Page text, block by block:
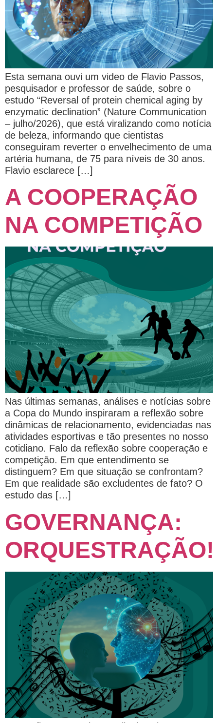
Esta semana ouvi um video de Flavio Passos,
pesquisador e professor de saúde, sobre o
estudo “Reversal of protein chemical aging by
enzymatic declination” (Nature Communication
– julho/2026), que está viralizando como notícia
de beleza, informando que cientistas
conseguiram reverter o envelhecimento de uma
artéria humana, de 75 para níveis de 30 anos.
Flavio esclarece […]
A COOPERAÇÃO
NA COMPETIÇÃO
Nas últimas semanas, análises e notícias sobre
a Copa do Mundo inspiraram a reflexão sobre
dinâmicas de relacionamento, evidenciadas nas
atividades esportivas e tão presentes no nosso
cotidiano. Falo da reflexão sobre cooperação e
competição. Em que entendimento se
distinguem? Em que situação se confrontam?
Em que realidade são excludentes de fato? O
estudo das […]
GOVERNANÇA:
ORQUESTRAÇÃO!